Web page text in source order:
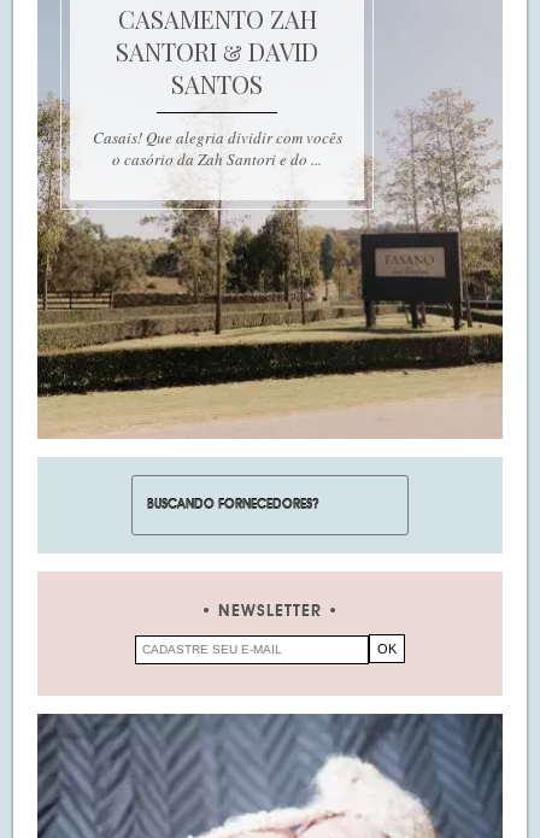
CASAMENTO ZAH
SANTORI & DAVID
SANTOS
Casais! Que alegria dividir com vocês
o casório da Zah Santori e do ...
NEWSLETTER